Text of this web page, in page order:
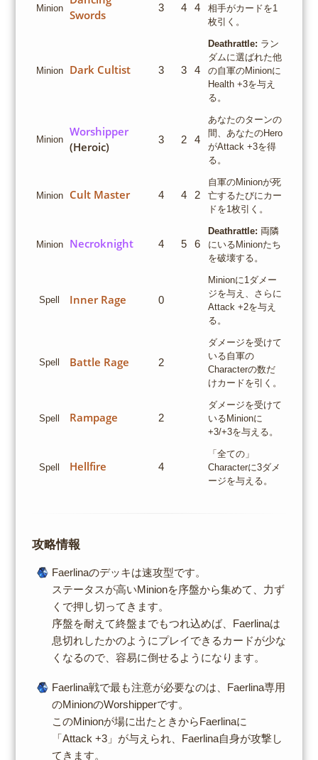
Minion
Swords
3 4 4
相手がカードを1
枚引く。
Minion Dark Cultist 3 3 4
Deathrattle: ラン
ダムに選ばれた他
の自軍のMinionに
Health +3を与え
る。
Minion
Worshipper
(Heroic)
3 2 4
あなたのターンの
間、あなたのHero
がAttack +3を得
る。
Minion Cult Master 4 4 2
自軍のMinionが死
亡するたびにカー
ドを1枚引く。
Minion Necroknight 4 5 6
Deathrattle: 両隣
にいるMinionたち
を破壊する。
Spell Inner Rage 0
Minionに1ダメー
ジを与え、さらに
Attack +2を与え
る。
Spell Battle Rage 2
ダメージを受けて
いる自軍の
Characterの数だ
けカードを引く。
Spell Rampage 2
ダメージを受けて
いるMinionに
+3/+3を与える。
Spell Hellfire 4
「全ての」
Characterに3ダメ
ージを与える。
攻略情報
Faerlinaのデッキは速攻型です。
ステータスが高いMinionを序盤から集めて、力ず
くで押し切ってきます。
序盤を耐えて終盤までもつれ込めば、Faerlinaは
息切れしたかのようにプレイできるカードが少な
くなるので、容易に倒せるようになります。
Faerlina戦で最も注意が必要なのは、Faerlina専用
のMinionのWorshipperです。
このMinionが場に出たときからFaerlinaに
「Attack +3」が与えられ、Faerlina自身が攻撃し
てきます。